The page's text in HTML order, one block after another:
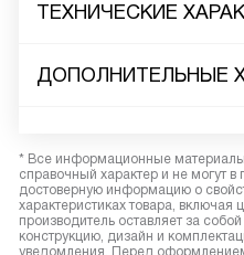
ТЕХНИЧЕСКИЕ
ДОПОЛНИТЕЛЬНЫЕ
* Все информационные
справочный характер и не могут
достоверную информацию о
характеристиках товара,
производитель оставляет за
конструкцию, дизайн и
уведомления. Перед